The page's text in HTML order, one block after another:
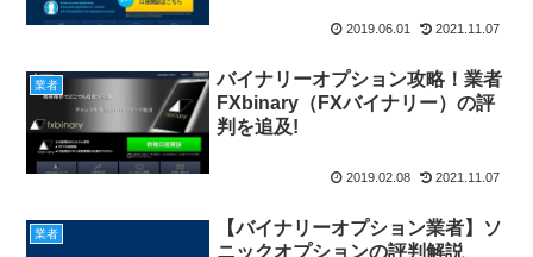
2019.06.01 2021.11.07
業者
バイナリーオプション攻略！業者
FXbinary（FXバイナリー）の評
判を追及!
2019.02.08 2021.11.07
業者
【バイナリーオプション業者】ソ
ニックオプションの評判解説